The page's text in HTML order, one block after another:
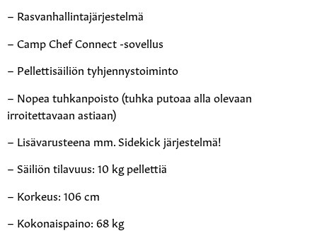
– Rasvanhallintajärjestelmä
– Camp Chef Connect -sovellus
– Pellettisäiliön tyhjennystoiminto
– Nopea tuhkanpoisto (tuhka putoaa alla olevaan
irroitettavaan astiaan)
– Lisävarusteena mm. Sidekick järjestelmä!
– Säiliön tilavuus: 10 kg pellettiä
– Korkeus: 106 cm
– Kokonaispaino: 68 kg